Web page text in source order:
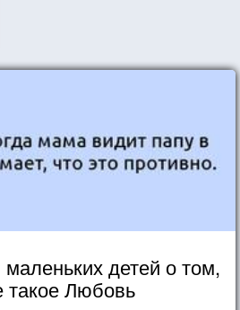
детей о том,
такое Любовь